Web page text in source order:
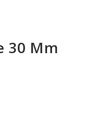
30 Mm